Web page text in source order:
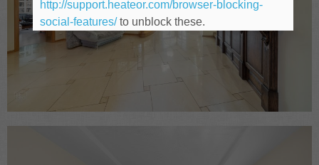
http://support.heateor.com/browser-blocking-
social-features/to unblock these.